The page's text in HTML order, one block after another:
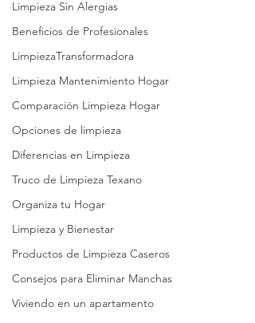
Limpieza Sin Alergias
Beneficios de Profesionales
LimpiezaTransformadora
Limpieza Mantenimiento Hogar
Comparación Limpieza Hogar
Opciones de limpieza
Diferencias en Limpieza
Truco de Limpieza Texano
Organiza tu Hogar
Limpieza y Bienestar
Productos de Limpieza Caseros
Consejos para Eliminar Manchas
Viviendo en un apartamento